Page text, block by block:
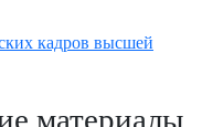
кадров высшей
материалы